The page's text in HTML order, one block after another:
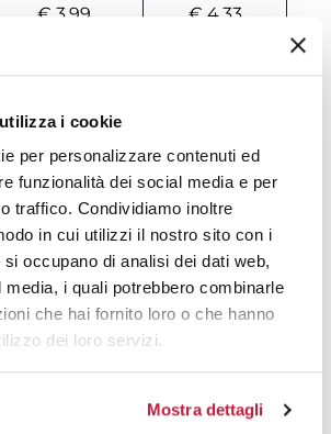
i cookie
per personalizzare contenuti ed
funzionalità dei social media e per
traffico. Condividiamo inoltre
in cui utilizzi il nostro sito con i
occupano di analisi dei dati web,
media, i quali potrebbero combinarle
che hai fornito loro o che hanno
dei loro servizi.
Mostra dettagli
€ 3,99 € 4,33
€ 3,58 € 3,81
€ 3,52 € 3,74
€ 3,52 € 3,74
€ 3,52 € 3,74